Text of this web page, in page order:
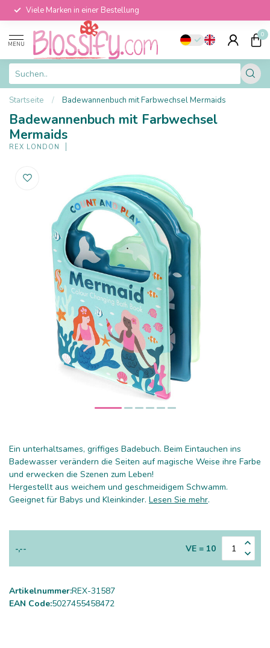
Viele Marken in einer Bestellung
MENU
0
Startseite / Badewannenbuch mit Farbwechsel Mermaids
Badewannenbuch mit Farbwechsel
Mermaids
REX LONDON
Ein unterhaltsames, griffiges Badebuch. Beim Eintauchen ins
Badewasser verändern die Seiten auf magische Weise ihre Farbe
und erwecken die Szenen zum Leben!
Hergestellt aus weichem und geschmeidigem Schwamm.
Geeignet für Babys und Kleinkinder. Lesen Sie mehr.
-,-- VE = 10
Artikelnummer:REX-31587
EAN Code:5027455458472